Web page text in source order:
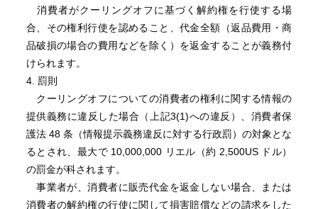
消費者がクーリングオフに基づく解約権を行使する場
合、その権利行使を認めること、代金全額（返品費用・商
品破損の場合の費用などを除く）を返金することが義務付
けられます。
4. 罰則
クーリングオフについての消費者の権利に関する情報の
提供義務に違反した場合（上記3(1)への違反）、消費者保
護法 48 条（情報提示義務違反に対する行政罰）の対象とな
るとされ、最大で 10,000,000 リエル（約 2,500US ドル）
の罰金が科されます。
事業者が、消費者に販売代金を返金しない場合、または
消費者の解約権の行使に関して損害賠償などの請求をした